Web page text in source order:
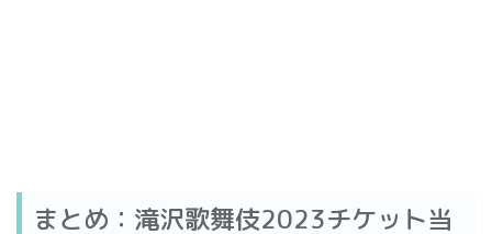
まとめ：滝沢歌舞伎2023チケット当